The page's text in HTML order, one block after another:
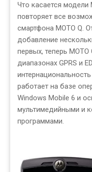
Что касается модели
повторяет все
смартфона MOTO Q.
добавление
первых, теперь
диапазонах GPRS и
работает на базе
Windows Mobile 6 и
мультимедийными и
программами.